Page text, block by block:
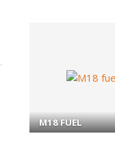
M18 FUEL